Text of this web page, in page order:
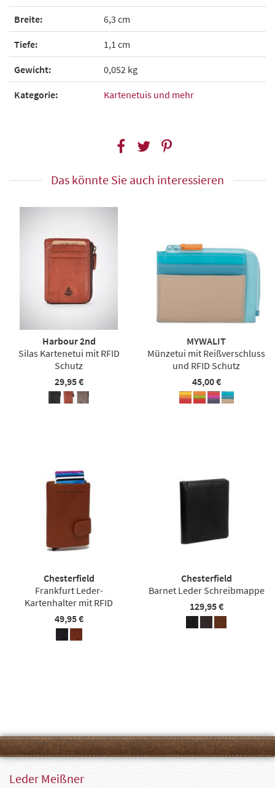
Breite: 6,3 cm
Tiefe: 1,1 cm
Gewicht: 0,052 kg
Kategorie: Kartenetuis und mehr
Das könnte Sie auch interessieren
Harbour 2nd
Silas Kartenetui mit RFID
Schutz
29,95 €
MYWALIT
Münzetui mit Reißverschluss
und RFID Schutz
45,00 €
Chesterfield
Frankfurt Leder-
Kartenhalter mit RFID
49,95 €
Chesterfield
Barnet Leder Schreibmappe
129,95 €
Leder Meißner